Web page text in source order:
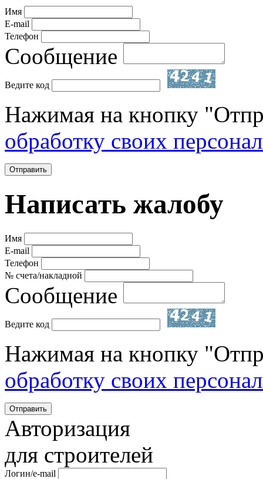
Имя
E-mail
Телефон
Сообщение
Ведите код
Нажимая на кнопку
обработку своих
Отправить
Написать жалобу
Имя
E-mail
Телефон
№ счета/накладной
Сообщение
Ведите код
Нажимая на кнопку
обработку своих
Отправить
Авторизация
для строителей
Логин/e-mail